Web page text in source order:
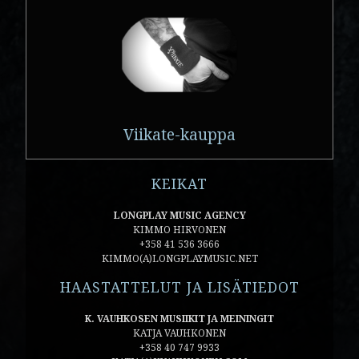
Viikate-kauppa
KEIKAT
LONGPLAY MUSIC AGENCY
KIMMO HIRVONEN
+358 41 536 3666
KIMMO(A)LONGPLAYMUSIC.NET
HAASTATTELUT JA LISÄTIEDOT
K. VAUHKOSEN MUSIIKIT JA MEININGIT
KATJA VAUHKONEN
+358 40 747 9933